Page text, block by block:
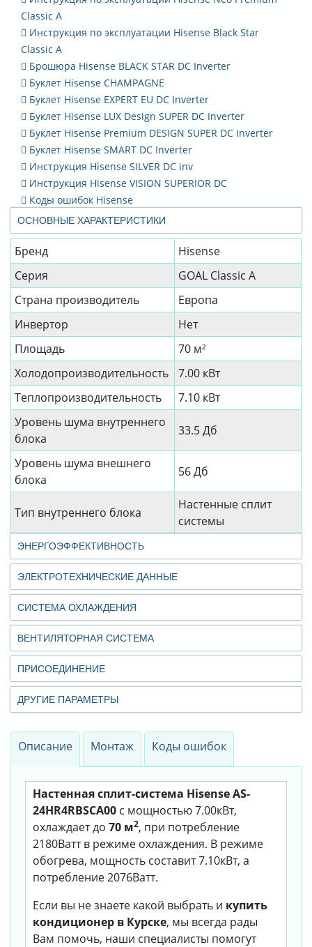
ОСНОВНЫЕ ХАРАКТЕРИСТИКИ
Бренд
Hisense
Серия
GOAL Classic A
Страна производитель
Европа
Инвертор
Нет
Площадь
70 м²
Холодопроизводительность
7.00 кВт
Теплопроизводительность
7.10 кВт
Уровень шума внутреннего
блока
33.5 Дб
Уровень шума внешнего
блока
56 Дб
Тип внутреннего блока
Настенные сплит
системы
ЭНЕРГОЭФФЕКТИВНОСТЬ
ЭЛЕКТРОТЕХНИЧЕСКИЕ ДАННЫЕ
СИСТЕМА ОХЛАЖДЕНИЯ
ВЕНТИЛЯТОРНАЯ СИСТЕМА
ПРИСОЕДИНЕНИЕ
ДРУГИЕ ПАРАМЕТРЫ
Classic A
Инструкция по эксплуатации Hisense Black Star
Classic A
Брошюра Hisense BLACK STAR DC Inverter
Буклет Hisense CHAMPAGNE
Буклет Hisense EXPERT EU DC Inverter
Буклет Hisense LUX Design SUPER DC Inverter
Буклет Hisense Premium DESIGN SUPER DC Inverter
Буклет Hisense SMART DC Inverter
Инструкция Hisense SILVER DC inv
Инструкция Hisense VISION SUPERIOR DC
Коды ошибок Hisense
Описание Монтаж Коды ошибок
Настенная сплит-система Hisense AS-
24HR4RBSCA00 с мощностью 7.00кВт,
охлаждает до 70 м2, при потребление
2180Ватт в режиме охлаждения. В режиме
обогрева, мощность составит 7.10кВт, а
потребление 2076Ватт.
Если вы не знаете какой выбрать и купить
кондиционер в Курске, мы всегда рады
Вам помочь, наши специалисты помогут